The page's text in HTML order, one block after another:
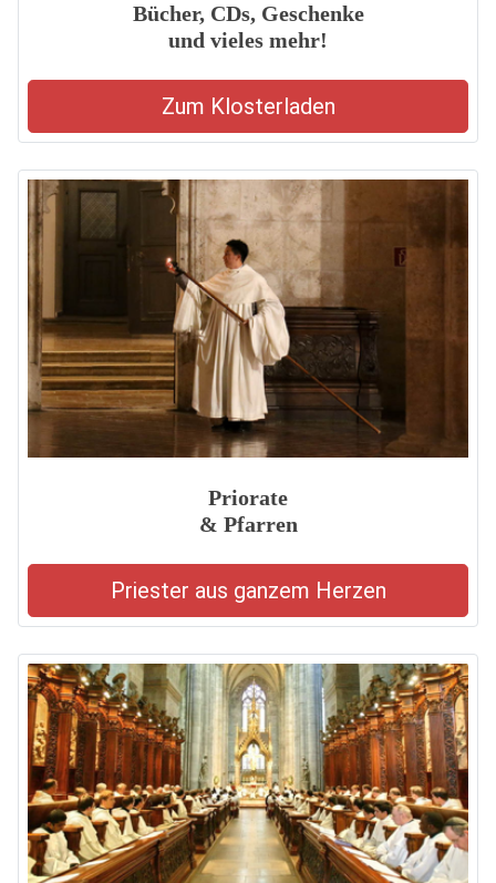
Bücher, CDs, Geschenke
und vieles mehr!
Zum Klosterladen
Priorate
& Pfarren
Priester aus ganzem Herzen